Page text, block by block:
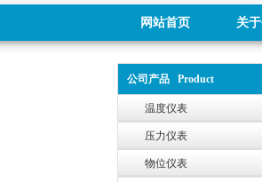
网站首页 关
公司产品 Product
温度仪表
压力仪表
物位仪表